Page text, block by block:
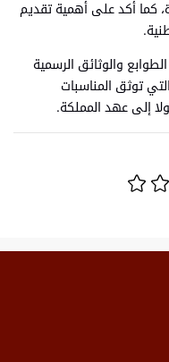
كما أكد على أهمية تقديم
والوثائق الرسمية
توثق المناسبات
إلى عهد المملكة.